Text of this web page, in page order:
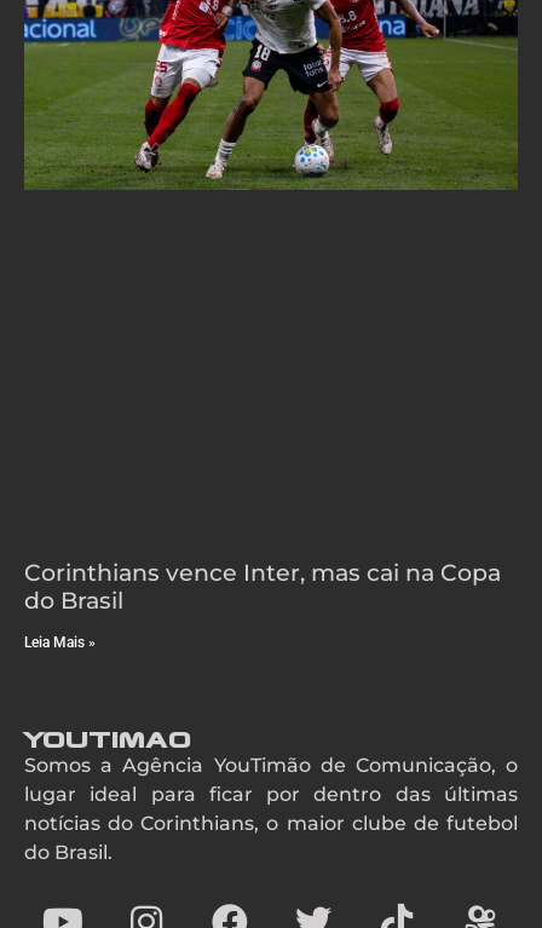
Corinthians vence Inter, mas cai na Copa
do Brasil
Leia Mais »
YouTimao
Somos a Agência YouTimão de Comunicação, o
lugar ideal para ficar por dentro das últimas
notícias do Corinthians, o maior clube de futebol
do Brasil.